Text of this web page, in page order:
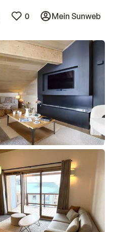
0 Mein Sunweb